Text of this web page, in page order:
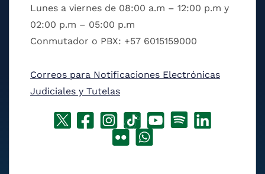
Lunes a viernes de 08:00 a.m – 12:00 p.m y
02:00 p.m – 05:00 p.m
Conmutador o PBX: +57 6015159000
Correos para Notificaciones Electrónicas
Judiciales y Tutelas